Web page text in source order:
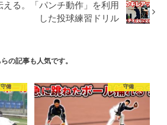
る。「パンチ動作」を利用
した投球練習ドリル
の記事も人気です。
守備 守備